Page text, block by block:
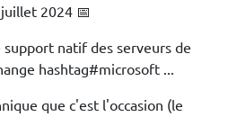
2024 📅
natif des serveurs de
hashtag#microsoft ...
que c'est l'occasion (le